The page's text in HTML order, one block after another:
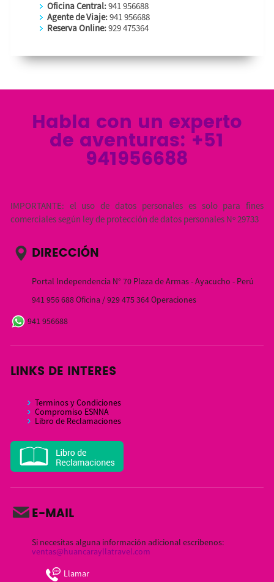
Oficina Central:941 956688
Agente de Viaje:941 956688
Reserva Online:929 475364
Habla con un experto
de aventuras: +51
941956688
IMPORTANTE: el uso de datos personales es solo para fines
comerciales según ley de protección de datos personales Nº 29733
DIRECCIÓN
Portal Independencia N° 70 Plaza de Armas - Ayacucho - Perú
941 956 688 Oficina / 929 475 364 Operaciones
941 956688
LINKS DE INTERES
Terminos y Condiciones
Compromiso ESNNA
Libro de Reclamaciones
E-MAIL
Si necesitas alguna información adicional escribenos:
ventas@huancarayllatravel.com
Llamar